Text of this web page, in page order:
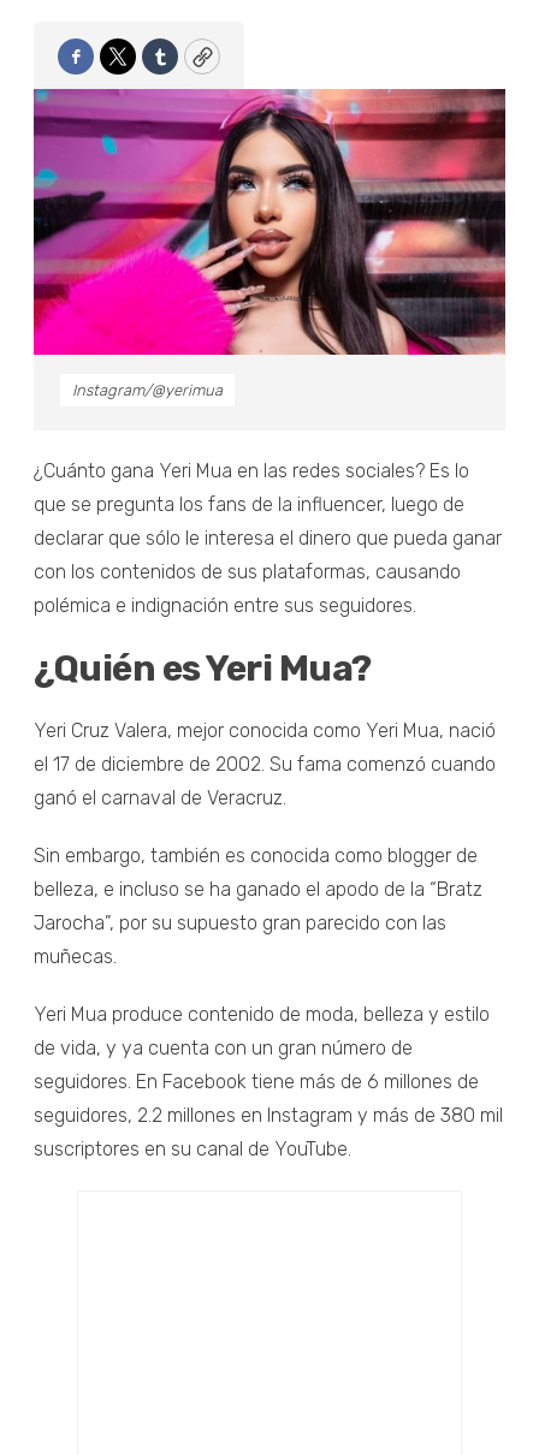
Facebook
TwitterTumblrCopy
Instagram/@yerimua
¿Cuánto gana Yeri Mua en las redes sociales? Es lo
que se pregunta los fans de la influencer, luego de
declarar que sólo le interesa el dinero que pueda ganar
con los contenidos de sus plataformas, causando
polémica e indignación entre sus seguidores.
¿Quién es Yeri Mua?
Yeri Cruz Valera, mejor conocida como Yeri Mua, nació
el 17 de diciembre de 2002. Su fama comenzó cuando
ganó el carnaval de Veracruz.
Sin embargo, también es conocida como blogger de
belleza, e incluso se ha ganado el apodo de la “Bratz
Jarocha”, por su supuesto gran parecido con las
muñecas.
Yeri Mua produce contenido de moda, belleza y estilo
de vida, y ya cuenta con un gran número de
seguidores. En Facebook tiene más de 6 millones de
seguidores, 2.2 millones en Instagram y más de 380 mil
suscriptores en su canal de YouTube.